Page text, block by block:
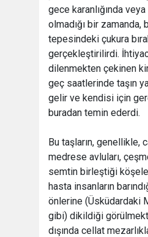
gece karanlığında
olmadığı bir zamanda,
tepesindeki çukura
gerçekleştirilirdi.
dilenmekten çekinen
geç saatlerinde taşın
gelir ve kendisi için
buradan temin ederdi.
Bu taşların, genellikle,
medrese avluları,
semtin birleştiği
hasta insanların
önlerine
gibi) dikildiği
dışında cellat